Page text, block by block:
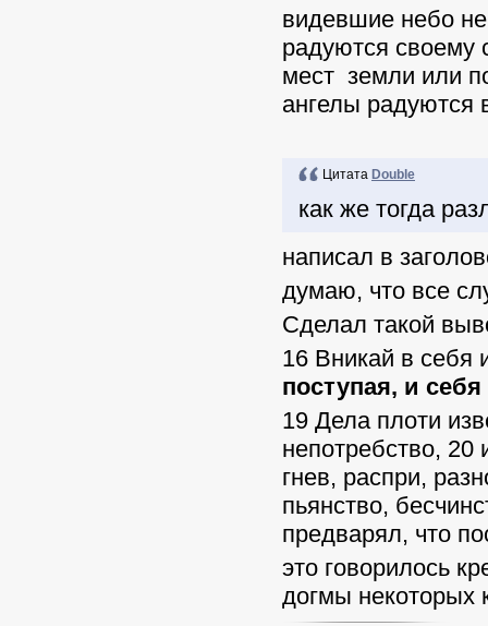
видевшие небо
радуются своему
мест земли или
ангелы радуются
Цитата Double
как же тогда
написал в
думаю, что все
Сделал такой
16 Вникай в себя
поступая, и
19 Дела плоти
непотребство,
гнев, распри,
пьянство,
предварял, что
это говорилось
догмы некоторых